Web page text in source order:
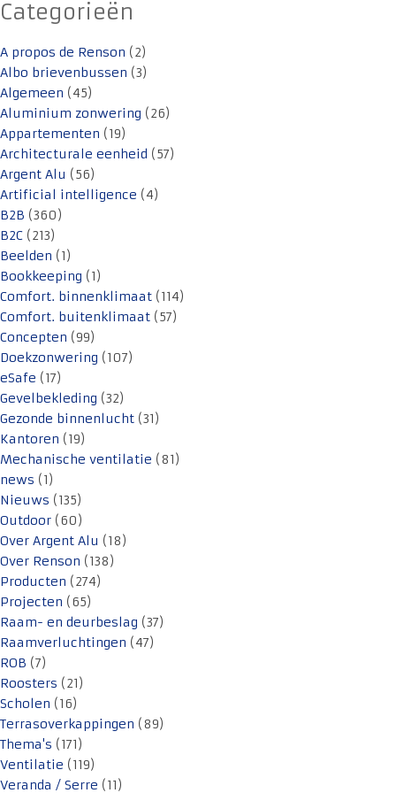
Categorieën
A propos de Renson (2)
Albo brievenbussen (3)
Algemeen (45)
Aluminium zonwering (26)
Appartementen (19)
Architecturale eenheid (57)
Argent Alu (56)
Artificial intelligence (4)
B2B (360)
B2C (213)
Beelden (1)
Bookkeeping (1)
Comfort. binnenklimaat (114)
Comfort. buitenklimaat (57)
Concepten (99)
Doekzonwering (107)
eSafe (17)
Gevelbekleding (32)
Gezonde binnenlucht (31)
Kantoren (19)
Mechanische ventilatie (81)
news (1)
Nieuws (135)
Outdoor (60)
Over Argent Alu (18)
Over Renson (138)
Producten (274)
Projecten (65)
Raam- en deurbeslag (37)
Raamverluchtingen (47)
ROB (7)
Roosters (21)
Scholen (16)
Terrasoverkappingen (89)
Thema's (171)
Ventilatie (119)
Veranda / Serre (11)